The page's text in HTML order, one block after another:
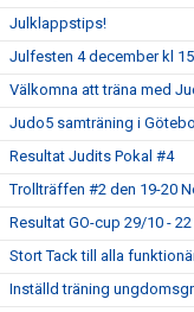
Julklappstips!
Julfesten 4 december kl
Välkomna att träna med
Judo5 samträning i
Resultat Judits Pokal #4
Trollträffen #2 den 19-20
Resultat GO-cup 29/10 - 22
Stort Tack till alla
Inställd träning